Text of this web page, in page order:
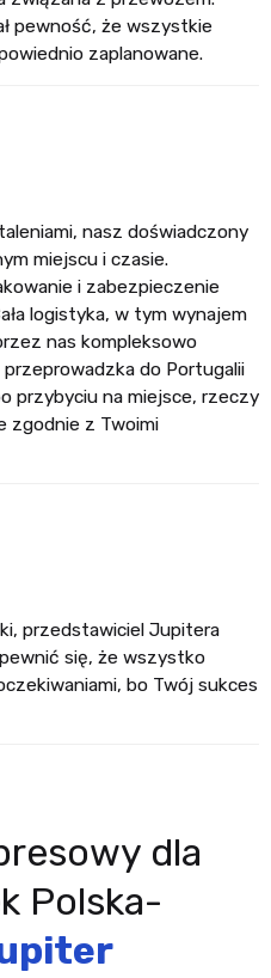
pewność, że wszystkie
zaplanowane.
nasz doświadczony
miejscu i czasie.
i zabezpieczenie
logistyka, w tym wynajem
nas kompleksowo
przeprowadzka do Portugalii
przybyciu na miejsce, rzeczy
zgodnie z Twoimi
przedstawiciel Jupitera
się, że wszystko
bo Twój sukces
dla
Polska-